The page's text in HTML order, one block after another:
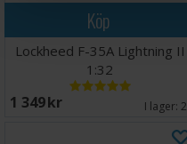
Köp
Lockheed F-35A Lightning II
1:32
1 349 SEK I lager: 2